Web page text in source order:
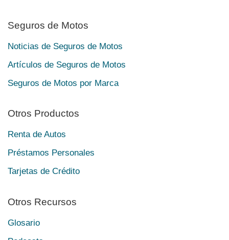
Seguros de Motos
Noticias de Seguros de Motos
Artículos de Seguros de Motos
Seguros de Motos por Marca
Otros Productos
Renta de Autos
Préstamos Personales
Tarjetas de Crédito
Otros Recursos
Glosario